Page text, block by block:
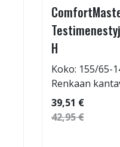
H
Koko: 155/65-
Renkaan
39,51 €
42,95 €